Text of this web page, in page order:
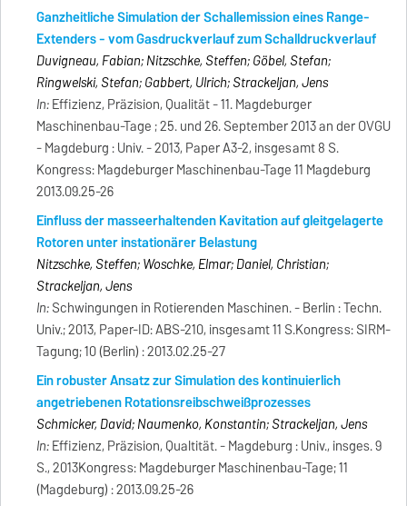
Ganzheitliche Simulation der Schallemission eines Range-
Extenders - vom Gasdruckverlauf zum Schalldruckverlauf
Duvigneau, Fabian; Nitzschke, Steffen; Göbel, Stefan;
Ringwelski, Stefan; Gabbert, Ulrich; Strackeljan, Jens
In:Effizienz, Präzision, Qualität - 11. Magdeburger
Maschinenbau-Tage ; 25. und 26. September 2013 an der OVGU
- Magdeburg : Univ. - 2013, Paper A3-2, insgesamt 8 S.
Kongress: Magdeburger Maschinenbau-Tage 11 Magdeburg
2013.09.25-26
Einfluss der masseerhaltenden Kavitation auf gleitgelagerte
Rotoren unter instationärer Belastung
Nitzschke, Steffen; Woschke, Elmar; Daniel, Christian;
Strackeljan, Jens
In:Schwingungen in Rotierenden Maschinen. - Berlin : Techn.
Univ.; 2013, Paper-ID: ABS-210, insgesamt 11 S.Kongress: SIRM-
Tagung; 10 (Berlin) : 2013.02.25-27
Ein robuster Ansatz zur Simulation des kontinuierlich
angetriebenen Rotationsreibschweißprozesses
Schmicker, David; Naumenko, Konstantin; Strackeljan, Jens
In:Effizienz, Präzision, Qualtität. - Magdeburg : Univ., insges. 9
S., 2013Kongress: Magdeburger Maschinenbau-Tage; 11
(Magdeburg) : 2013.09.25-26